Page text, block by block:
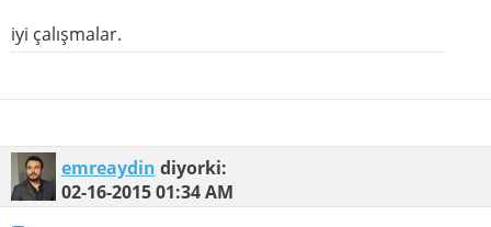
iyi çalışmalar.
emreaydin diyorki:
02-16-201501:34 AM